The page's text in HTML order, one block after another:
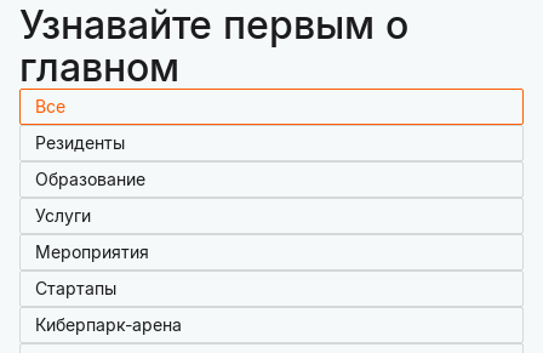
Узнавайте первым о
главном
Все
Резиденты
Образование
Услуги
Мероприятия
Стартапы
Киберпарк-арена